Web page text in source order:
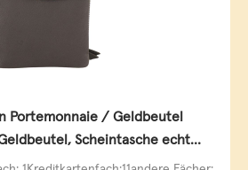
Portemonnaie / Geldbeutel
Scheintasche echt